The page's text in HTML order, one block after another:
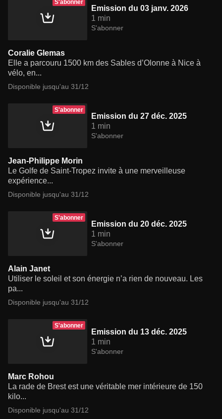
S'abonner
Emission du 03 janv. 2026
1 min
S'abonner
Coralie Glemas
Elle a parcouru 1500 km des Sables d’Olonne à Nice à
vélo, en...
Disponible jusqu'au 31/12
S'abonner
Emission du 27 déc. 2025
1 min
S'abonner
Jean-Philippe Morin
Le Golfe de Saint-Tropez invite à une merveilleuse
expérience...
Disponible jusqu'au 31/12
S'abonner
Emission du 20 déc. 2025
1 min
S'abonner
Alain Janet
Utiliser le soleil et son énergie n’a rien de nouveau. Les
pa...
Disponible jusqu'au 31/12
S'abonner
Emission du 13 déc. 2025
1 min
S'abonner
Marc Rohou
La rade de Brest est une véritable mer intérieure de 150
kilo...
Disponible jusqu'au 31/12